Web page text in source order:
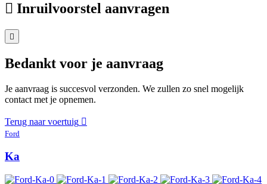
Inruilvoorstel aanvragen
Bedankt voor je aanvraag
Je aanvraag is succesvol verzonden. We zullen zo snel mogelijk
contact met je opnemen.
Terug naar voertuig
Ford
Ka